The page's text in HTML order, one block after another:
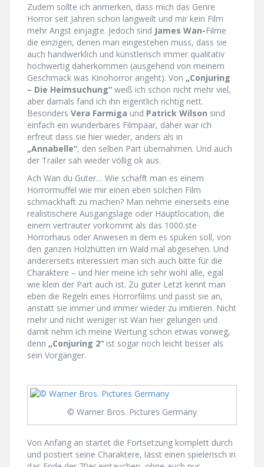
Zudem sollte ich anmerken, dass mich das Genre
Horror seit Jahren schon langweilt und mir kein Film
mehr Angst einjagte. Jedoch sind James Wan-Filme
die einzigen, denen man eingestehen muss, dass sie
auch handwerklich und künstlerisch immer qualitativ
hochwertig daherkommen (ausgehend von meinem
Geschmack was Kinohorror angeht). Von „Conjuring
– Die Heimsuchung“ weiß ich schon nicht mehr viel,
aber damals fand ich ihn eigentlich richtig nett.
Besonders Vera Farmiga und Patrick Wilson sind
einfach ein wunderbares Filmpaar, daher war ich
erfreut dass sie hier wieder, anders als in
„Annabelle“, den selben Part übernahmen. Und auch
der Trailer sah wieder völlig ok aus.
Ach Wan du Guter… Wie schafft man es einem
Horrormuffel wie mir einen eben solchen Film
schmackhaft zu machen? Man nehme einerseits eine
realistischere Ausgangslage oder Hauptlocation, die
einem vertrauter vorkommt als das 1000.ste
Horrorhaus oder Anwesen in dem es spuken soll, von
den ganzen Holzhütten im Wald mal abgesehen. Und
andererseits interessiert man sich auch bitte für die
Charaktere – und hier meine ich sehr wohl alle, egal
wie klein der Part auch ist. Zu guter Letzt kennt man
eben die Regeln eines Horrorfilms und passt sie an,
anstatt sie immer und immer wieder zu imitieren. Nicht
mehr und nicht weniger ist Wan hier gelungen und
damit nehm ich meine Wertung schon etwas vorweg,
denn „Conjuring 2“ ist sogar noch leicht besser als
sein Vorgänger.
© Warner Bros. Pictures Germany
Von Anfang an startet die Fortsetzung komplett durch
und postiert seine Charaktere, lässt einen spielerisch in